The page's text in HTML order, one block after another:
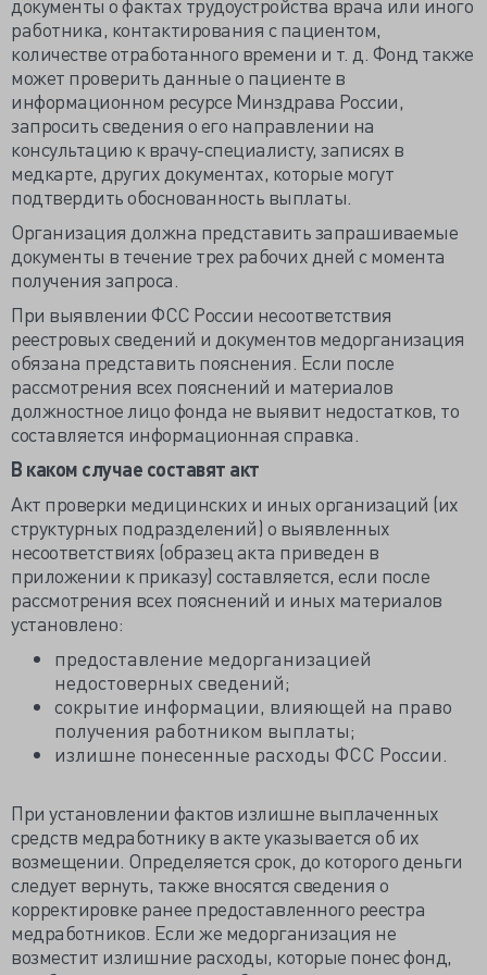
работника, контактирования с пациентом,
количестве отработанного времени и т. д. Фонд также
может проверить данные о пациенте в
информационном ресурсе Минздрава России,
запросить сведения о его направлении на
консультацию к врачу-специалисту, записях в
медкарте, других документах, которые могут
подтвердить обоснованность выплаты.
Организация должна представить запрашиваемые
документы в течение трех рабочих дней с момента
получения запроса.
При выявлении ФСС России несоответствия
реестровых сведений и документов медорганизация
обязана представить пояснения. Если после
рассмотрения всех пояснений и материалов
должностное лицо фонда не выявит недостатков, то
составляется информационная справка.
В каком случае составят акт
Акт проверки медицинских и иных организаций (их
структурных подразделений) о выявленных
несоответствиях (образец акта приведен в
приложении к приказу) составляется, если после
рассмотрения всех пояснений и иных материалов
установлено:
предоставление медорганизацией
недостоверных сведений;
сокрытие информации, влияющей на право
получения работником выплаты;
излишне понесенные расходы ФСС России.
При установлении фактов излишне выплаченных
средств медработнику в акте указывается об их
возмещении. Определяется срок, до которого деньги
следует вернуть, также вносятся сведения о
корректировке ранее предоставленного реестра
медработников. Если же медорганизация не
возместит излишние расходы, которые понес фонд,